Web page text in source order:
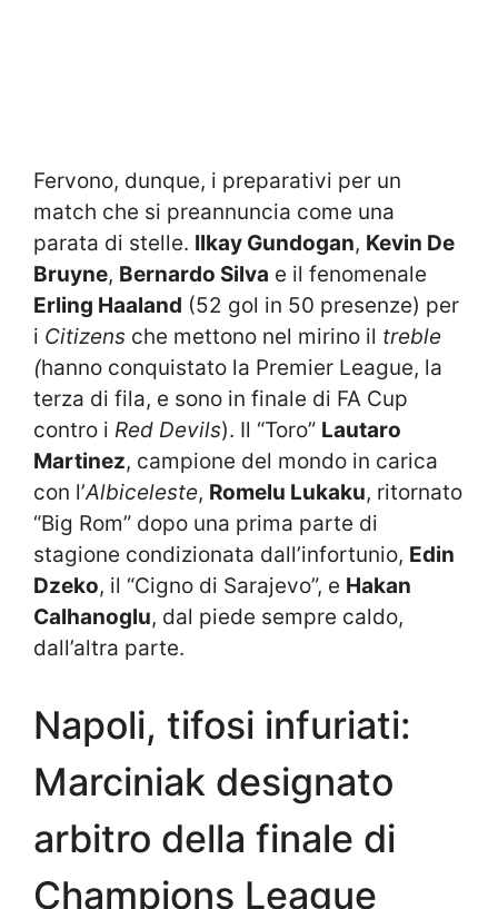
Fervono, dunque, i preparativi per un
match che si preannuncia come una
parata di stelle. Ilkay Gundogan, Kevin De
Bruyne, Bernardo Silva e il fenomenale
Erling Haaland (52 gol in 50 presenze) per
i Citizens che mettono nel mirino il treble
(hanno conquistato la Premier League, la
terza di fila, e sono in finale di FA Cup
contro i Red Devils). Il “Toro” Lautaro
Martinez, campione del mondo in carica
con l’Albiceleste, Romelu Lukaku, ritornato
“Big Rom” dopo una prima parte di
stagione condizionata dall’infortunio, Edin
Dzeko, il “Cigno di Sarajevo”, e Hakan
Calhanoglu, dal piede sempre caldo,
dall’altra parte.
Napoli, tifosi infuriati:
Marciniak designato
arbitro della finale di
Champions League